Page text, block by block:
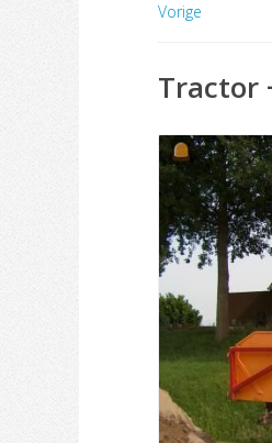
Vorige
Tractor